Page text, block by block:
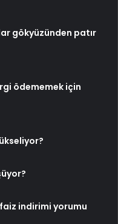
gökyüzünden patır
ödememek için
faiz indirimi yorumu